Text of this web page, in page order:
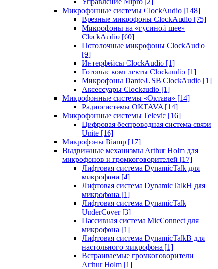
Управление Mipro [2]
Микрофонные системы ClockAudio [148]
Врезные микрофоны ClockAudio [75]
Микрофоны на «гусиной шее»
ClockAudio [60]
Потолочные микрофоны ClockAudio
[9]
Интерфейсы ClockAudio [1]
Готовые комплекты Clockaudio [1]
Микрофоны Dante/USB ClockAudio [1]
Аксессуары Clockaudio [1]
Микрофонные системы «Октава» [14]
Радиосистемы OKTAVA [14]
Микрофонные системы Televic [16]
Цифровая беспроводная система связи
Unite [16]
Микрофоны Biamp [17]
Выдвижные механизмы Arthur Holm для
микрофонов и громкоговорителей [17]
Лифтовая система DynamicTalk для
микрофона [4]
Лифтовая система DynamicTalkH для
микрофона [1]
Лифтовая система DynamicTalk
UnderCover [3]
Пассивная система MicConnect для
микрофона [1]
Лифтовая система DynamicTalkB для
настольного микрофона [1]
Встраиваемые громкоговорители
Arthur Holm [1]